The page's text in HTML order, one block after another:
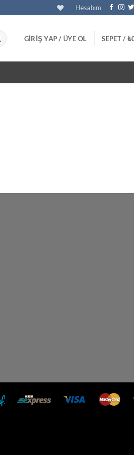
Hesabım
GIRIŞ YAP / ÜYE OL SEPET / ₺